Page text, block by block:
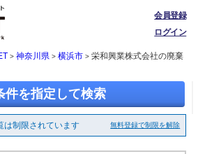
会員登録
ログイン
> 神奈川県 > 横浜市> 栄和興業株式会社の廃棄
件を指定して検索
は制限されています 無料登録で制限を解除